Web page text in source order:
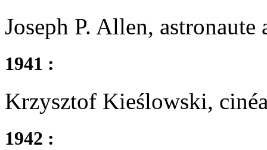
Joseph P. Allen, astronaute
1941 :
Krzysztof Kieślowski,
1942 :